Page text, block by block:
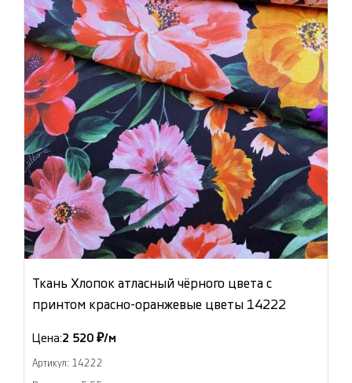
Ткань Хлопок атласный чёрного цвета с
принтом красно-оранжевые цветы 14222
Цена:2 520 ₽/м
Артикул: 14222